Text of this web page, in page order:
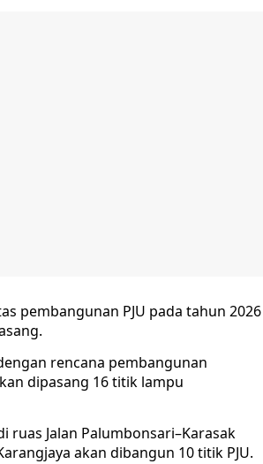
pembangunan PJU pada tahun 2026
rencana pembangunan
dipasang 16 titik lampu
ruas Jalan Palumbonsari–Karasak
akan dibangun 10 titik PJU.